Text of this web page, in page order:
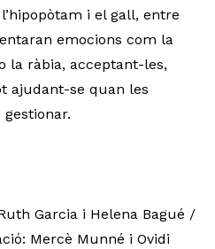
i el gall, entre
emocions com la
la ràbia, acceptant-les,
ajudant-se quan les
Garcia i Helena Bagué /
Mercè Munné i Ovidi